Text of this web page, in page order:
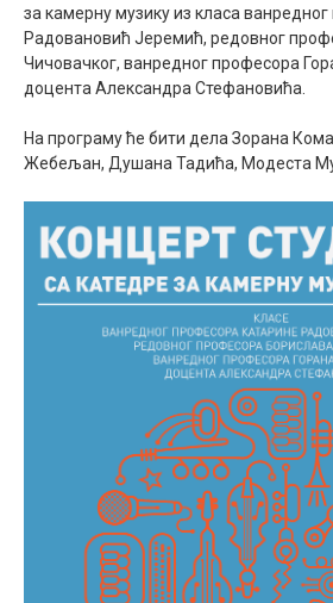
за камерну музику из класа
Радовановић Јеремић, редовног
Чичовачког, ванредног професора
доцента Александра Стефановића.
На програму ће бити дела Зорана
Жебељан, Душана Тадића, Модеста